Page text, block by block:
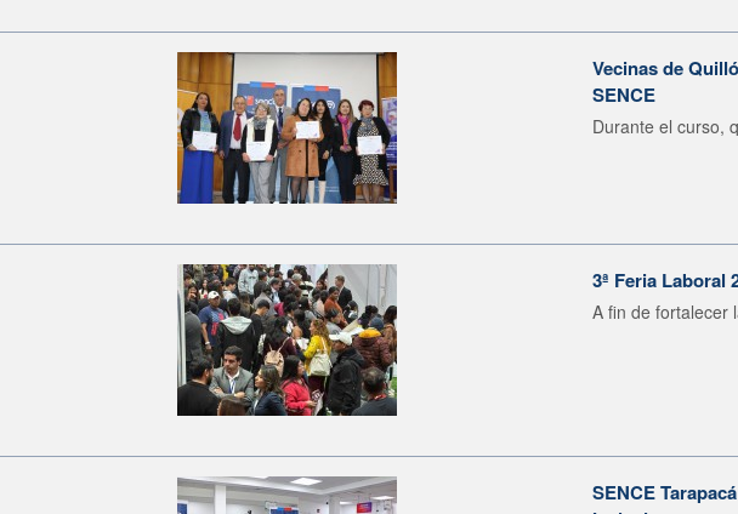
Vecinas de
SENCE
Durante el curso,
3ª Feria Laboral
A fin de fortalecer
SENCE